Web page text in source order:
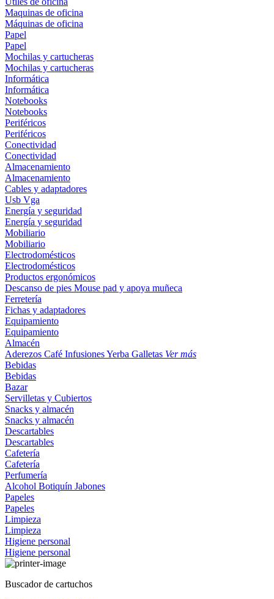
Maquinas de oficina
Máquinas de oficina
Papel
Papel
Mochilas y cartucheras
Mochilas y cartucheras
Informática
Informática
Notebooks
Notebooks
Periféricos
Periféricos
Conectividad
Conectividad
Almacenamiento
Almacenamiento
Cables y adaptadores
Usb Vga
Energía y seguridad
Energía y seguridad
Mobiliario
Mobiliario
Electrodomésticos
Electrodomésticos
Productos ergonómicos
Descanso de pies Mouse pad y apoya muñeca
Ferretería
Fichas y adaptadores
Equipamiento
Equipamiento
Almacén
Aderezos Café InfusionesYerba Galletas Ver más
Bebidas
Bebidas
Bazar
Servilletas y Cubiertos
Snacks y almacén
Snacks y almacén
Descartables
Descartables
Cafetería
Cafetería
Perfumería
Alcohol Botiquín Jabones
Papeles
Papeles
Limpieza
Limpieza
Higiene personal
Higiene personal
Buscador de cartuchos